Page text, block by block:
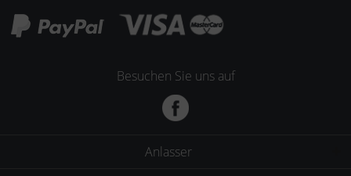
Besuchen Sie uns auf
Anlasser